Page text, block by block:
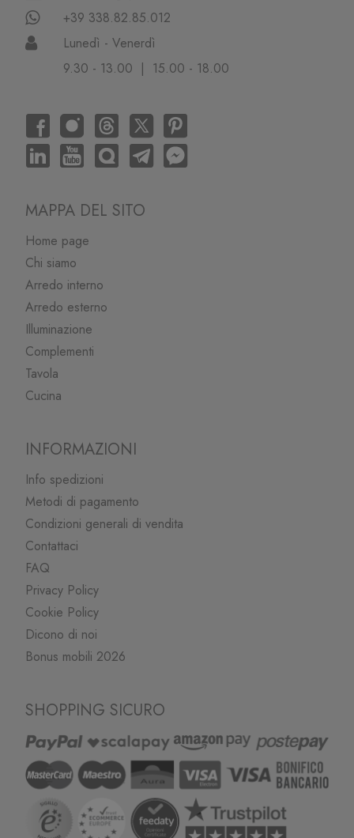
+39 338.82.85.012
Lunedì - Venerdì
9.30 - 13.00 | 15.00 - 18.00
MAPPA DEL SITO
Home page
Chi siamo
Arredo interno
Arredo esterno
Illuminazione
Complementi
Tavola
Cucina
INFORMAZIONI
Info spedizioni
Metodi di pagamento
Condizioni generali di vendita
Contattaci
FAQ
Privacy Policy
Cookie Policy
Dicono di noi
Bonus mobili 2026
SHOPPING SICURO